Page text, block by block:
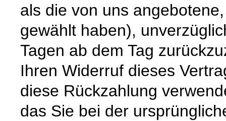
als die von uns
gewählt haben),
Tagen ab dem Tag
Ihren Widerruf dieses
diese Rückzahlung
das Sie bei der